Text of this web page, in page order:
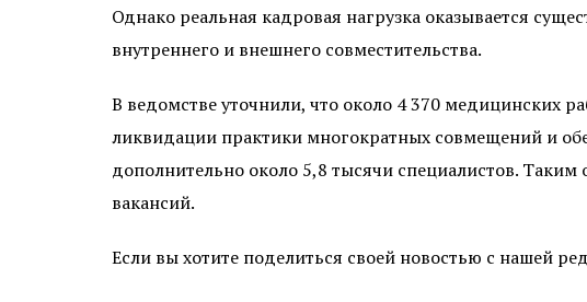
Однако реальная кадровая нагрузка оказывается
внутреннего и внешнего совместительства.
В ведомстве уточнили, что около 4 370 медицинских
ликвидации практики многократных совмещений и
дополнительно около 5,8 тысячи специалистов. Таким
вакансий.
Если вы хотите поделиться своей новостью с нашей